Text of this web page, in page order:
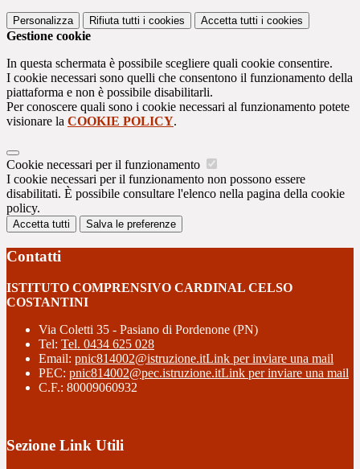
Personalizza Rifiuta tutti i cookies Accetta tutti i cookies
Gestione cookie
In questa schermata è possibile scegliere quali cookie consentire.
I cookie necessari sono quelli che consentono il funzionamento della
piattaforma e non è possibile disabilitarli.
Per conoscere quali sono i cookie necessari al funzionamento potete
visionare la COOKIE POLICY.
Cookie necessari per il funzionamento
I cookie necessari per il funzionamento non possono essere
disabilitati. È possibile consultare l'elenco nella pagina della cookie
policy.
Accetta tutti Salva le preferenze
Contatti
ISTITUTO COMPRENSIVO CARDINAL CELSO
COSTANTINI
Via Coletti 35 - Pasiano di Pordenone (PN)
Tel: Tel. 0434 625 028
Email: pnic814002@istruzione.itLink per inviare una mail
PEC: pnic814002@pec.istruzione.itLink per inviare una mail
C.F.: 80009060932
Sezione Link Utili